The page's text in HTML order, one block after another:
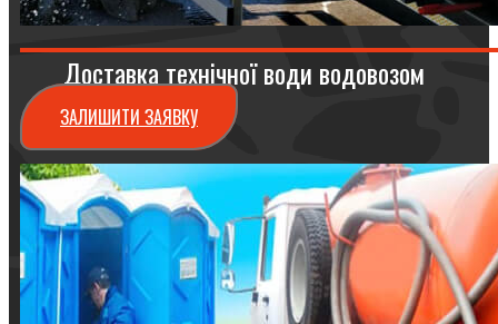
Доставка технічної води водовозом
ЗАЛИШИТИ ЗАЯВКУ